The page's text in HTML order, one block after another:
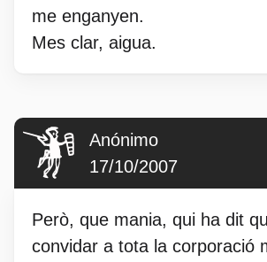
me enganyen.
Mes clar, aigua.
Anónimo
17/10/2007
Però, que mania, qui ha dit
convidar a tota la corporació